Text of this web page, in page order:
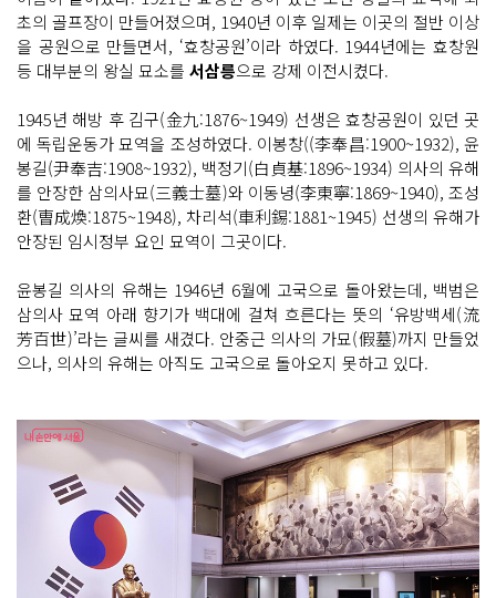
초의 골프장이 만들어졌으며, 1940년 이후 일제는 이곳의 절반 이상
을 공원으로 만들면서, ‘효창공원’이라 하였다. 1944년에는 효창원
등 대부분의 왕실 묘소를 서삼릉으로 강제 이전시켰다.
1945년 해방 후 김구(金九:1876~1949) 선생은 효창공원이 있던 곳
에 독립운동가 묘역을 조성하였다. 이봉창((李奉昌:1900~1932), 윤
봉길(尹奉吉:1908~1932), 백정기(白貞基:1896~1934) 의사의 유해
를 안장한 삼의사묘(三義士墓)와 이동녕(李東寧:1869~1940), 조성
환(曺成煥:1875~1948), 차리석(車利錫:1881~1945) 선생의 유해가
안장된 임시정부 요인 묘역이 그곳이다.
윤봉길 의사의 유해는 1946년 6월에 고국으로 돌아왔는데, 백범은
삼의사 묘역 아래 향기가 백대에 걸쳐 흐른다는 뜻의 ‘유방백세(流
芳百世)’라는 글씨를 새겼다. 안중근 의사의 가묘(假墓)까지 만들었
으나, 의사의 유해는 아직도 고국으로 돌아오지 못하고 있다.